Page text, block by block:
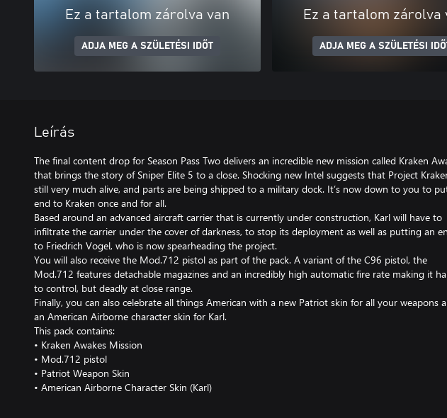
Ez a tartalom zárolva van
ADJA MEG A SZÜLETÉSI IDŐT
Ez a tartalom zárolva
ADJA MEG A SZÜLETÉSI
Leírás
The final content drop for Season Pass Two delivers an incredible new mission called Kraken
that brings the story of Sniper Elite 5 to a close. Shocking new Intel suggests that Project
still very much alive, and parts are being shipped to a military dock. It’s now down to you to
end to Kraken once and for all.
Based around an advanced aircraft carrier that is currently under construction, Karl will have to
infiltrate the carrier under the cover of darkness, to stop its deployment as well as putting an
to Friedrich Vogel, who is now spearheading the project.
You will also receive the Mod.712 pistol as part of the pack. A variant of the C96 pistol, the
Mod.712 features detachable magazines and an incredibly high automatic fire rate making it
to control, but deadly at close range.
Finally, you can also celebrate all things American with a new Patriot skin for all your weapons
an American Airborne character skin for Karl.
This pack contains:
• Kraken Awakes Mission
• Mod.712 pistol
• Patriot Weapon Skin
• American Airborne Character Skin (Karl)